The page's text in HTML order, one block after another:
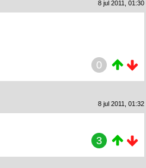
8 jul 2011, 01:30
0
8 jul 2011, 01:32
3